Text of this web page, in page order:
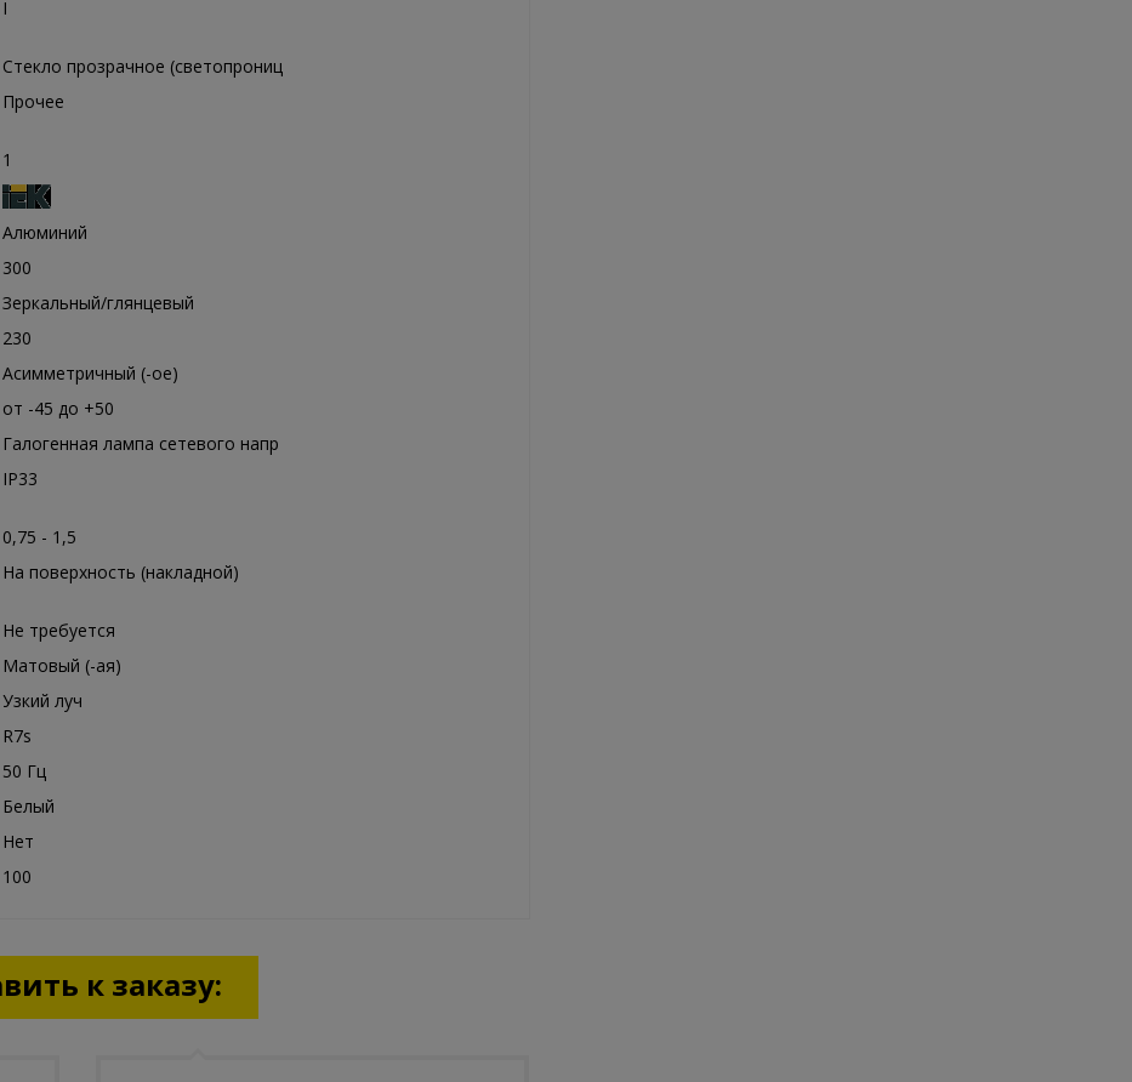
I
Стекло прозрачное (светопрониц
Прочее
1
Алюминий
300
Зеркальный/глянцевый
230
Асимметричный (-ое)
от -45 до +50
Галогенная лампа сетевого напр
IP33
0,75 - 1,5
На поверхность (накладной)
Не требуется
Матовый (-ая)
Узкий луч
R7s
50 Гц
Белый
Нет
100
к заказу: